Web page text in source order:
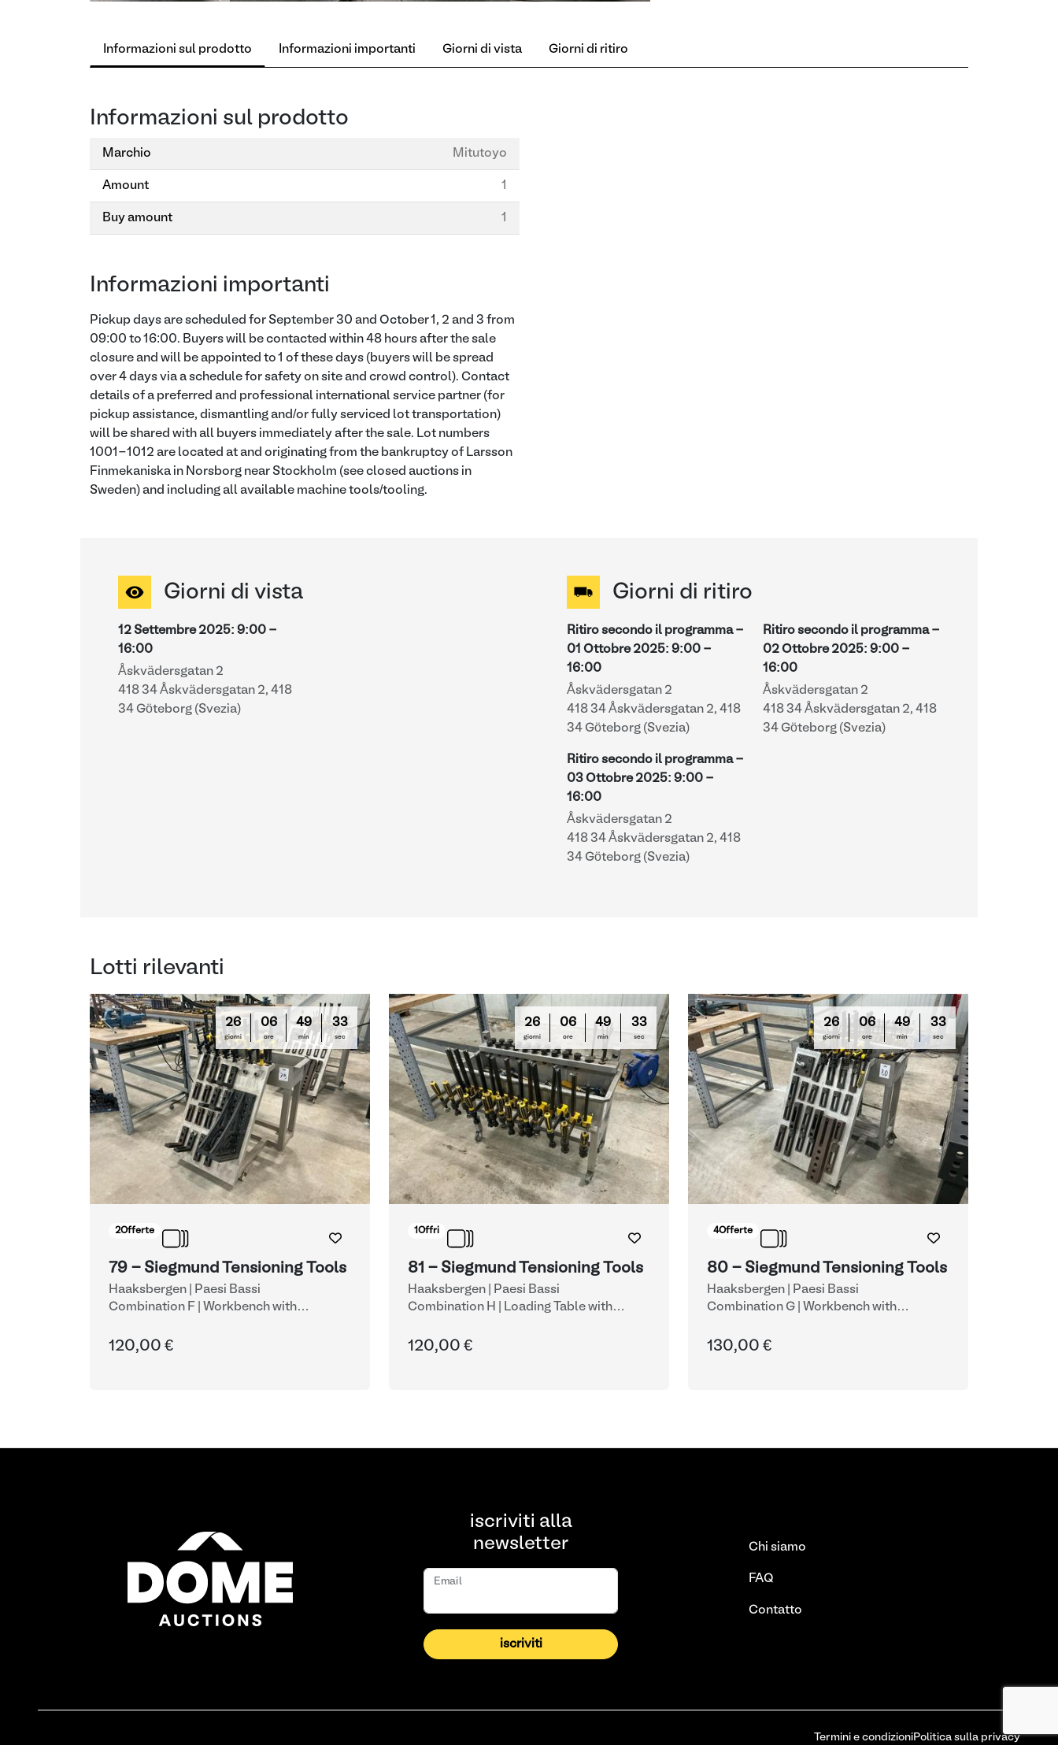
Informazioni sul prodotto Informazioni importanti Giorni di vista Giorni di ritiro
Informazioni sul prodotto
Marchio Mitutoyo
Amount 1
Buy amount 1
Informazioni importanti
Pickup days are scheduled for September 30 and October 1, 2 and 3 from
09:00 to 16:00. Buyers will be contacted within 48 hours after the sale
closure and will be appointed to 1 of these days (buyers will be spread
over 4 days via a schedule for safety on site and crowd control). Contact
details of a preferred and professional international service partner (for
pickup assistance, dismantling and/or fully serviced lot transportation)
will be shared with all buyers immediately after the sale. Lot numbers
1001-1012 are located at and originating from the bankruptcy of Larsson
Finmekaniska in Norsborg near Stockholm (see closed auctions in
Sweden) and including all available machine tools/tooling.
Giorni di vista
12 Settembre 2025: 9:00 -
16:00
Åskvädersgatan 2
418 34 Åskvädersgatan 2, 418
34 Göteborg (Svezia)
Giorni di ritiro
Ritiro secondo il programma -
01 Ottobre 2025: 9:00 -
16:00
Åskvädersgatan 2
418 34 Åskvädersgatan 2, 418
34 Göteborg (Svezia)
Ritiro secondo il programma -
02 Ottobre 2025: 9:00 -
16:00
Åskvädersgatan 2
418 34 Åskvädersgatan 2, 418
34 Göteborg (Svezia)
Ritiro secondo il programma -
03 Ottobre 2025: 9:00 -
16:00
Åskvädersgatan 2
418 34 Åskvädersgatan 2, 418
34 Göteborg (Svezia)
Lotti rilevanti
26
giorni
06
ore
49
min
32
sec
2Offerte
79 - Siegmund Tensioning Tools
Haaksbergen | Paesi Bassi
Combination F | Workbench with
120,00 €
26
giorni
06
ore
49
min
32
sec
1 Offri
81 - Siegmund Tensioning Tools
Haaksbergen | Paesi Bassi
Combination H | Loading Table with
120,00 €
26
giorni
06
ore
49
min
32
sec
4Offerte
80 - Siegmund Tensioning Tools
Haaksbergen | Paesi Bassi
Combination G | Workbench with
130,00 €
iscriviti alla
newsletter
Email
iscriviti
Chi siamo
FAQ
Contatto
Termini e condizioniPolitica sulla privacy